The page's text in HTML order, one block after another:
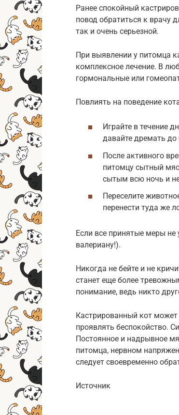
Ранее спокойный
повод обратиться к врачу
так и очень серьезной.
При выявлении у питомца
комплексное лечение. В
гормональные или
Повлиять на поведение
Играйте в течение
давайте дремать до
После активного
питомцу сытный
сытым всю ночь и
Переселите
перенести туда же
Если все принятые меры не
валериану!).
Никогда не бейте и не
станет еще более
понимание, ведь никто
Кастрированный кот
проявлять беспокойство.
Постоянное и надрывное
питомца, нервном
следует своевременно
Источник